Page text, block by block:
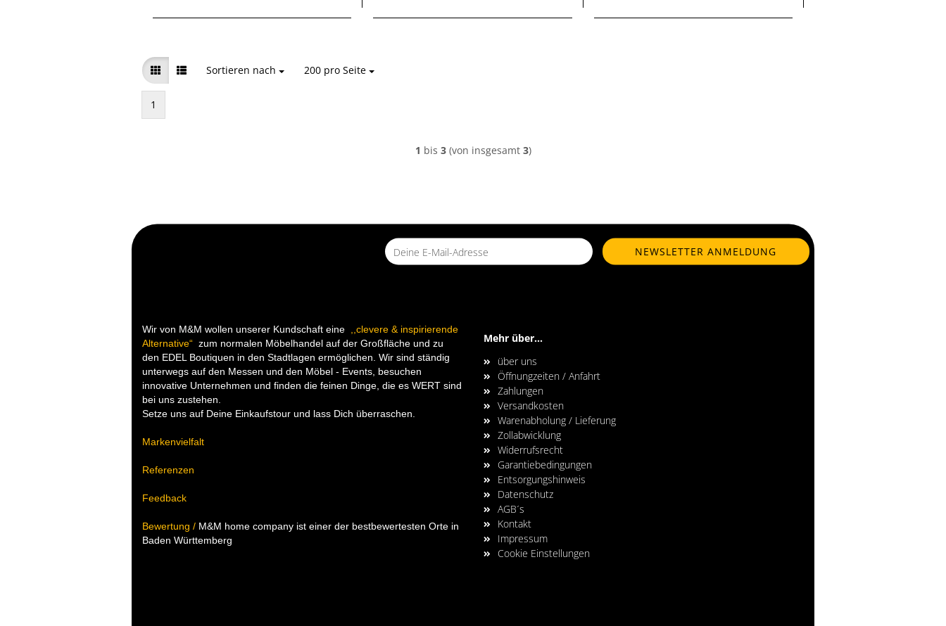
Sortieren nach
Sortieren nach 200 pro Seite
pro Seite
1
1 bis 3(von insgesamt 3)
Wir von M&M wollen unserer Kundschaft eine ,,clevere & inspirierende
Alternative“ zum normalen Möbelhandel auf der Großfläche und zu
den EDEL Boutiquen in den Stadtlagen ermöglichen. Wir sind ständig
unterwegs auf den Messen und den Möbel - Events, besuchen
innovative Unternehmen und finden die feinen Dinge, die es WERT sind
bei uns zustehen.
Setze uns auf Deine Einkaufstour und lass Dich überraschen.
Markenvielfalt
Referenzen
Feedback
Bewertung / M&M home company ist einer der bestbewertesten Orte in
Baden Württemberg
Mehr über...
über uns
Öffnungzeiten / Anfahrt
Zahlungen
Versandkosten
Warenabholung / Lieferung
Zollabwicklung
Widerrufsrecht
Garantiebedingungen
Entsorgungshinweis
Datenschutz
AGB´s
Kontakt
Impressum
Cookie Einstellungen